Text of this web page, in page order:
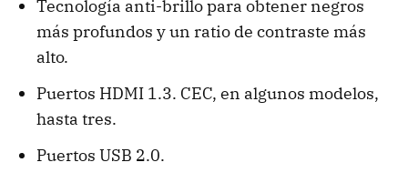
Tecnología anti-brillo para obtener negros
más profundos y un ratio de contraste más
alto.
Puertos HDMI 1.3. CEC, en algunos modelos,
hasta tres.
Puertos USB 2.0.